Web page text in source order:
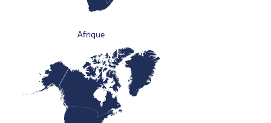
Afrique